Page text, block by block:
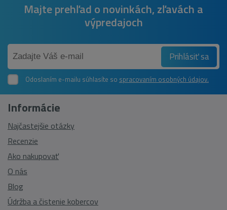
Majte prehľad o novinkách, zľavách a
výpredajoch
Prihlásiť sa
Odoslaním e-mailu súhlasíte so spracovaním osobných údajov.
Informácie
Najčastejšie otázky
Recenzie
Ako nakupovať
O nás
Blog
Údržba a čistenie kobercov